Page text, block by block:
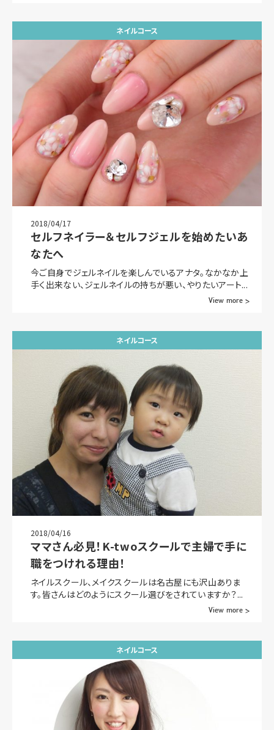
ネイルコース
2018/04/17
セルフネイラー＆セルフジェルを始めたいあ
なたへ
今ご自身でジェルネイルを楽しんでいるアナタ。なかなか上
手く出来ない、ジェルネイルの持ちが悪い、やりたいアート...
View more >
ネイルコース
2018/04/16
ママさん必見！K-twoスクールで主婦で手に
職をつけれる理由！
ネイルスクール、メイクスクールは名古屋にも沢山ありま
す。皆さんはどのようにスクール選びをされていますか？...
View more >
ネイルコース